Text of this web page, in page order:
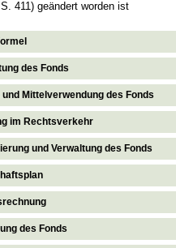
411) geändert worden ist
des Fonds
und Mittelverwendung des Fonds
im Rechtsverkehr
und Verwaltung des Fonds
des Fonds